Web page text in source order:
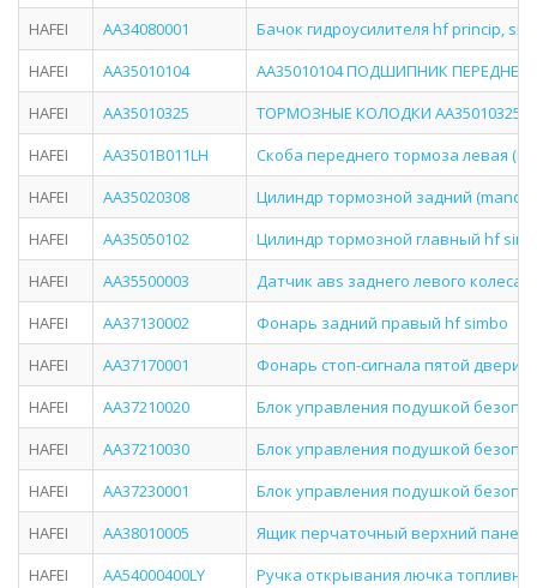
HAFEI AA34080001
Бачок гидроусилителя hf princip,
HAFEI
AA35010104
AA35010104 ПОДШИПНИК ПЕРЕДНЕЙ
HAFEI
AA35010325
ТОРМОЗНЫЕ КОЛОДКИ AA35010325
HAFEI
AA3501B011LH
Скоба переднего тормоза левая
HAFEI
AA35020308
Цилиндр тормозной задний
HAFEI
AA35050102
Цилиндр тормозной главный hf
HAFEI
AA35500003
Датчик авs заднего левого колеса
HAFEI
AA37130002
Фонарь задний правый hf simbo
HAFEI
AA37170001
Фонарь стоп-сигнала пятой двери
HAFEI
AA37210020
Блок управления подушкой
HAFEI
AA37210030
Блок управления подушкой
HAFEI
AA37230001
Блок управления подушкой
HAFEI
AA38010005
Ящик перчаточный верхний
HAFEI
AA54000400LY
Ручка открывания лючка